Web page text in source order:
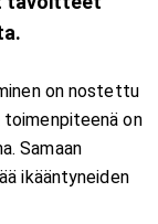
on nostettu
on
Samaan
ikääntyneiden